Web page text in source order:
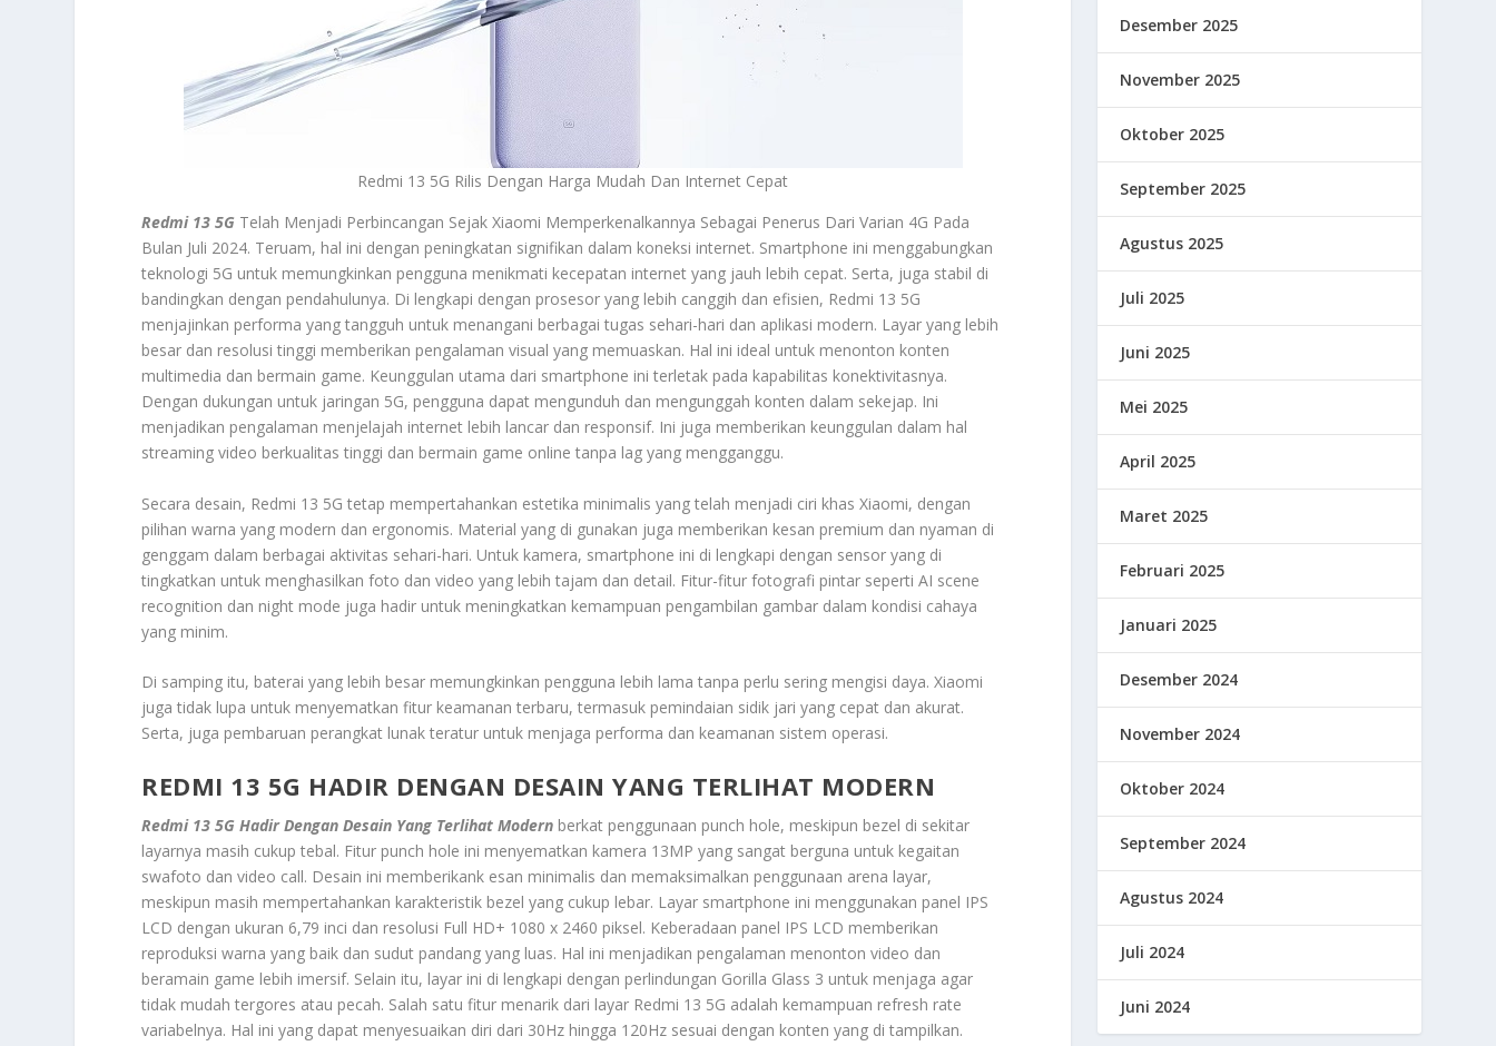
Redmi 13 5G Rilis Dengan Harga Mudah Dan Internet Cepat
Redmi 13 5G Telah Menjadi Perbincangan Sejak Xiaomi Memperkenalkannya Sebagai Penerus Dari Varian 4G Pada
Bulan Juli 2024. Teruam, hal ini dengan peningkatan signifikan dalam koneksi internet. Smartphone ini menggabungkan
teknologi 5G untuk memungkinkan pengguna menikmati kecepatan internet yang jauh lebih cepat. Serta, juga stabil di
bandingkan dengan pendahulunya. Di lengkapi dengan prosesor yang lebih canggih dan efisien, Redmi 13 5G
menjajinkan performa yang tangguh untuk menangani berbagai tugas sehari-hari dan aplikasi modern. Layar yang lebih
besar dan resolusi tinggi memberikan pengalaman visual yang memuaskan. Hal ini ideal untuk menonton konten
multimedia dan bermain game. Keunggulan utama dari smartphone ini terletak pada kapabilitas konektivitasnya.
Dengan dukungan untuk jaringan 5G, pengguna dapat mengunduh dan mengunggah konten dalam sekejap. Ini
menjadikan pengalaman menjelajah internet lebih lancar dan responsif. Ini juga memberikan keunggulan dalam hal
streaming video berkualitas tinggi dan bermain game online tanpa lag yang mengganggu.
Secara desain, Redmi 13 5G tetap mempertahankan estetika minimalis yang telah menjadi ciri khas Xiaomi, dengan
pilihan warna yang modern dan ergonomis. Material yang di gunakan juga memberikan kesan premium dan nyaman di
genggam dalam berbagai aktivitas sehari-hari. Untuk kamera, smartphone ini di lengkapi dengan sensor yang di
tingkatkan untuk menghasilkan foto dan video yang lebih tajam dan detail. Fitur-fitur fotografi pintar seperti AI scene
recognition dan night mode juga hadir untuk meningkatkan kemampuan pengambilan gambar dalam kondisi cahaya
yang minim.
Di samping itu, baterai yang lebih besar memungkinkan pengguna lebih lama tanpa perlu sering mengisi daya. Xiaomi
juga tidak lupa untuk menyematkan fitur keamanan terbaru, termasuk pemindaian sidik jari yang cepat dan akurat.
Serta, juga pembaruan perangkat lunak teratur untuk menjaga performa dan keamanan sistem operasi.
REDMI 13 5G HADIR DENGAN DESAIN YANG TERLIHAT MODERN
Redmi 13 5G Hadir Dengan Desain Yang Terlihat Modern berkat penggunaan punch hole, meskipun bezel di sekitar
layarnya masih cukup tebal. Fitur punch hole ini menyematkan kamera 13MP yang sangat berguna untuk kegaitan
swafoto dan video call. Desain ini memberikank esan minimalis dan memaksimalkan penggunaan arena layar,
meskipun masih mempertahankan karakteristik bezel yang cukup lebar. Layar smartphone ini menggunakan panel IPS
LCD dengan ukuran 6,79 inci dan resolusi Full HD+ 1080 x 2460 piksel. Keberadaan panel IPS LCD memberikan
reproduksi warna yang baik dan sudut pandang yang luas. Hal ini menjadikan pengalaman menonton video dan
beramain game lebih imersif. Selain itu, layar ini di lengkapi dengan perlindungan Gorilla Glass 3 untuk menjaga agar
tidak mudah tergores atau pecah. Salah satu fitur menarik dari layar Redmi 13 5G adalah kemampuan refresh rate
variabelnya. Hal ini yang dapat menyesuaikan diri dari 30Hz hingga 120Hz sesuai dengan konten yang di tampilkan.
Desember 2025
November 2025
Oktober 2025
September 2025
Agustus 2025
Juli 2025
Juni 2025
Mei 2025
April 2025
Maret 2025
Februari 2025
Januari 2025
Desember 2024
November 2024
Oktober 2024
September 2024
Agustus 2024
Juli 2024
Juni 2024